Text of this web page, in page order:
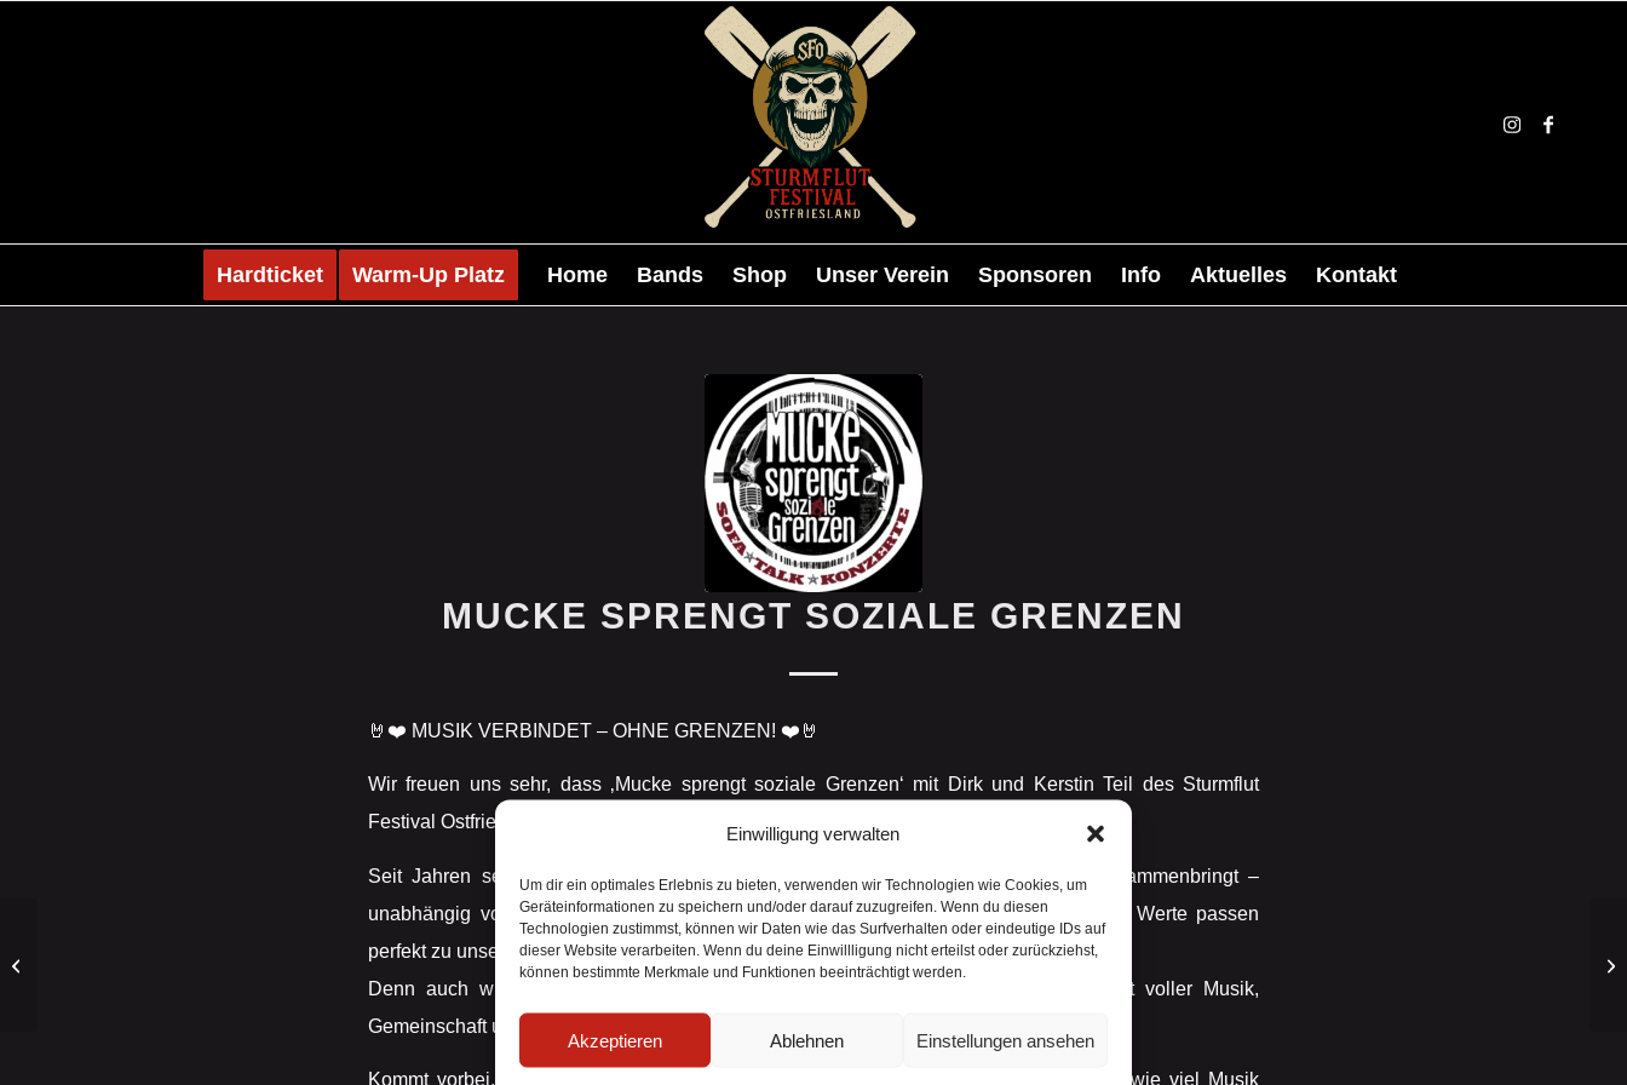
Einwilligung verwalten
Um dir ein optimales Erlebnis zu bieten, verwenden wir Technologien wie Cookies, um
Geräteinformationen zu speichern und/oder darauf zuzugreifen. Wenn du diesen
Technologien zustimmst, können wir Daten wie das Surfverhalten oder eindeutige IDs auf
dieser Website verarbeiten. Wenn du deine Einwillligung nicht erteilst oder zurückziehst,
können bestimmte Merkmale und Funktionen beeinträchtigt werden.
Akzeptieren Ablehnen Einstellungen ansehen
Hardticket Warm-Up Platz Home Bands Shop Unser Verein Sponsoren Info Aktuelles Kontakt
MUCKE SPRENGT SOZIALE GRENZEN
🤘❤️ MUSIK VERBINDET – OHNE GRENZEN! ❤️🤘
Wir freuen uns sehr, dass ‚Mucke sprengt soziale Grenzen‘ mit Dirk und Kerstin Teil des Sturmflut
Festival Ostfriesland 2026 sein werden! 🌊
Seit Jahren setzen sie sich mit viel Herzblut dafür ein, dass Musik Menschen zusammenbringt –
unabhängig von Herkunft, Alter, Beeinträchtigung oder Lebenssituation. Genau diese Werte passen
perfekt zu unserem Festival.
Denn auch wir möchten einen Ort schaffen, an dem jeder willkommen ist. Ein Ort voller Musik,
Gemeinschaft und gegenseitigem Respekt.
Kommt vorbei, lernt Dirk und Kerstin kennen und unterstützt eine Initiative, die zeigt, wie viel Musik